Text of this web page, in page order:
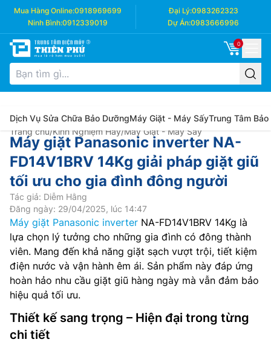
Mua Hàng Online:0918969699 Đại Lý:0983262323
Ninh Bình:0912339019 Dự Án:0983666996
0
Dịch Vụ Sửa Chữa Bảo DưỡngMáy Giặt - Máy SấyTrung Tâm Bảo
Trang chủ/Kinh Nghiệm Hay/Máy Giặt - Máy Sấy
Máy giặt Panasonic inverter NA-
FD14V1BRV 14Kg giải pháp giặt giũ
tối ưu cho gia đình đông người
Tác giả: Diễm Hằng
Đăng ngày: 29/04/2025, lúc 14:47
Máy giặt Panasonic inverter NA-FD14V1BRV 14Kg là
lựa chọn lý tưởng cho những gia đình có đông thành
viên. Mang đến khả năng giặt sạch vượt trội, tiết kiệm
điện nước và vận hành êm ái. Sản phẩm này đáp ứng
hoàn hảo nhu cầu giặt giũ hàng ngày mà vẫn đảm bảo
hiệu quả tối ưu.
Thiết kế sang trọng – Hiện đại trong từng
chi tiết